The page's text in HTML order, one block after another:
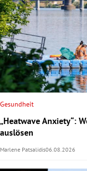
Gesundheit
„Heatwave Anxiety“:
auslösen
Marlene Patsalidis06.08.2026